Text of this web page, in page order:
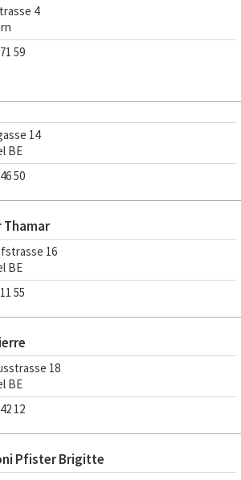
4
59
14
BE
50
Thamar
16
BE
55
18
BE
12
Pfister Brigitte